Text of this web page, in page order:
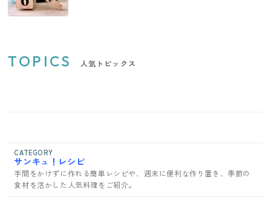
TOPICS 人気トピックス
CATEGORY
サンキュ！レシピ
手間をかけずに作れる簡単レシピや、週末に便利な作り置き、季節の
食材を活かした人気料理をご紹介。